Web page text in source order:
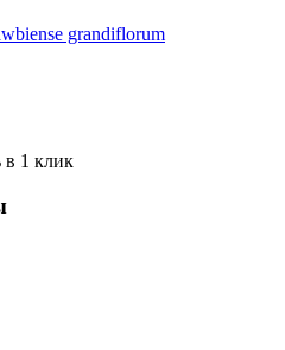
grandiflorum
в 1 клик